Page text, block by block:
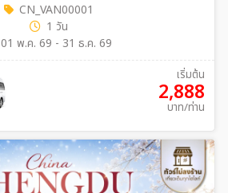
CN_VAN00001
1 วัน
01 พ.ค. 69 - 31 ธ.ค. 69
เริ่มต้น
2,888
บาท/ท่าน